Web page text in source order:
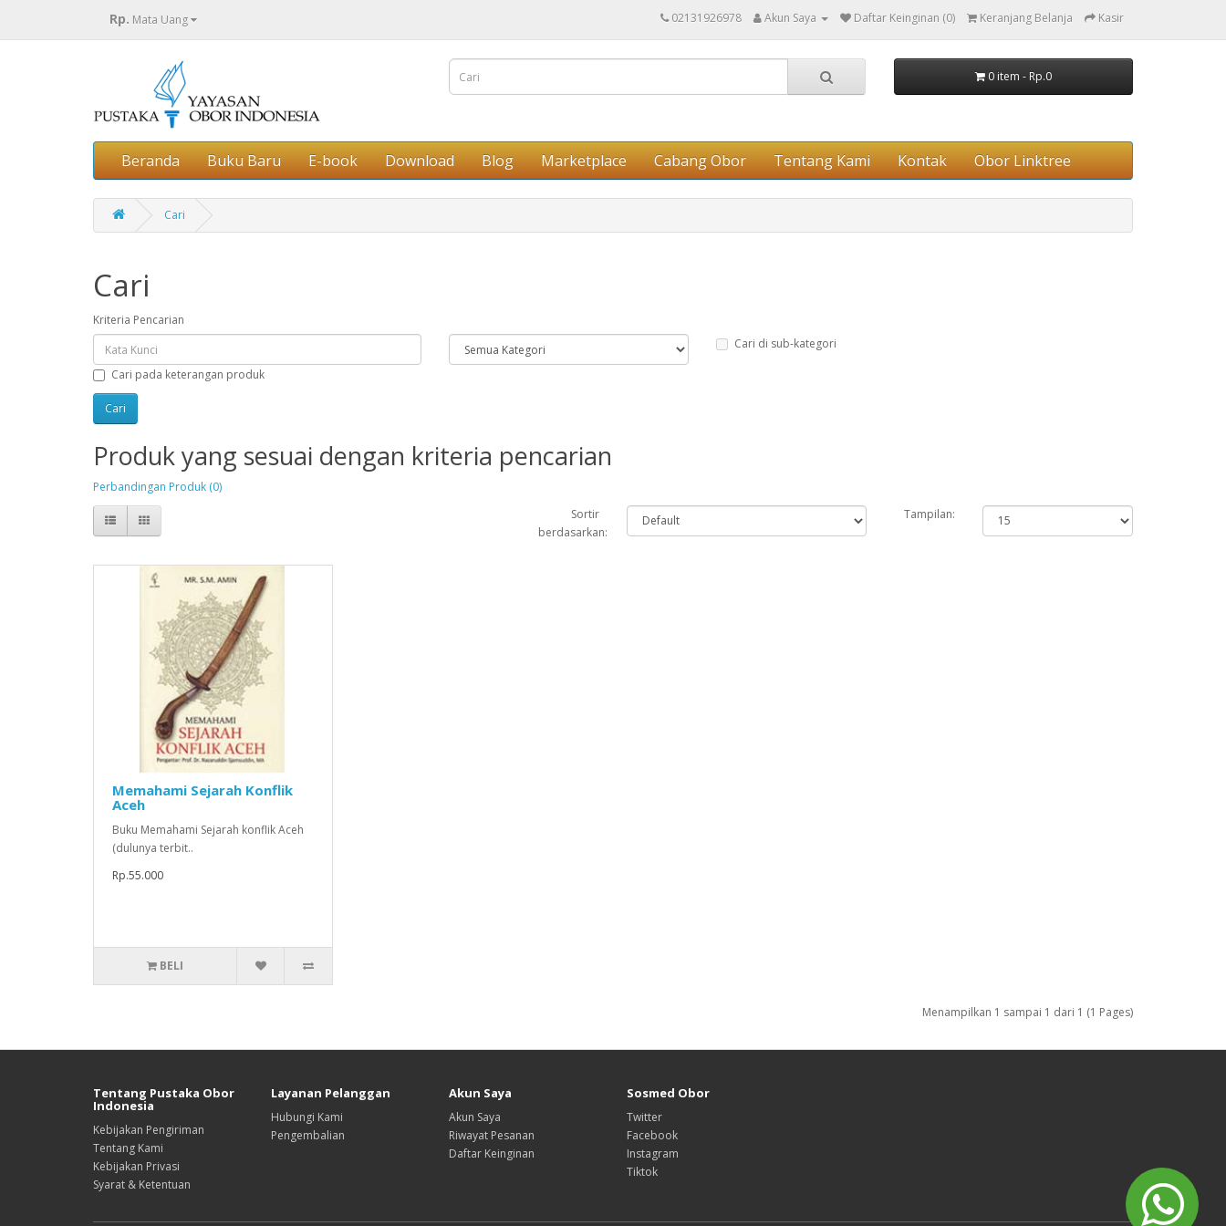
Rp. Mata Uang 02131926978 Akun Saya Daftar Keinginan (0) Keranjang Belanja Kasir
0 item - Rp.0
Beranda Buku Baru E-book Download Blog Marketplace Cabang Obor Tentang Kami Kontak Obor Linktree
Cari
Cari
Kriteria Pencarian
Cari di sub-kategori
Cari pada keterangan produk
Produk yang sesuai dengan kriteria pencarian
Perbandingan Produk (0)
Sortir
berdasarkan:
Tampilan:
Memahami Sejarah Konflik
Aceh
Buku Memahami Sejarah konflik Aceh
(dulunya terbit..
Rp.55.000
BELI
Menampilkan 1 sampai 1 dari 1 (1 Pages)
Tentang Pustaka Obor
Indonesia
Kebijakan Pengiriman
Tentang Kami
Kebijakan Privasi
Syarat & Ketentuan
Layanan Pelanggan
Hubungi Kami
Pengembalian
Akun Saya
Akun Saya
Riwayat Pesanan
Daftar Keinginan
Sosmed Obor
Twitter
Facebook
Instagram
Tiktok